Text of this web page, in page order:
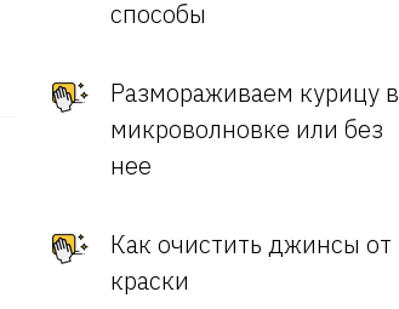
способы
Размораживаем курицу в
микроволновке или без
нее
Как очистить джинсы от
краски